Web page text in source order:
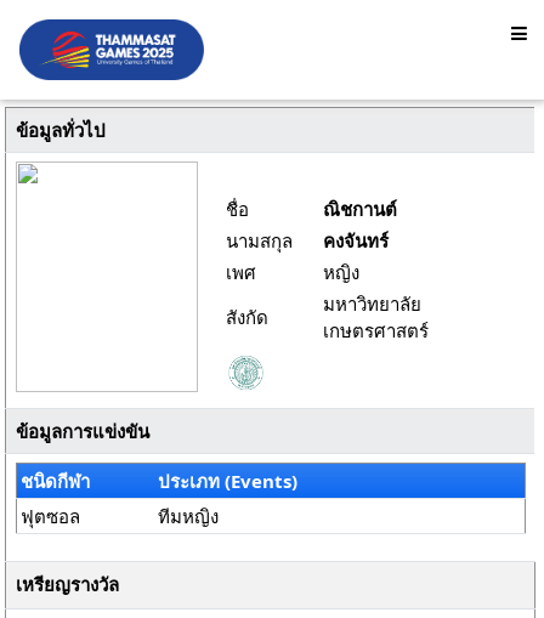
ข้อมูลทั่วไป
ชื่อ
ณิชกานต์
นามสกุล
คงจันทร์
เพศ
หญิง
สังกัด
มหาวิทยาลัย
เกษตรศาสตร์
ข้อมูลการแข่งขัน
ชนิดกีฬา
ประเภท (Events)
ฟุตซอล
ทีมหญิง
เหรียญรางวัล